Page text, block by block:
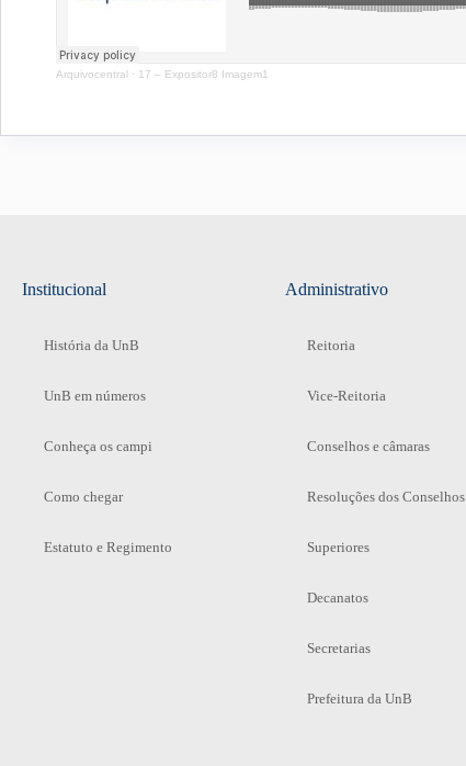
Arquivocentral · 17 – Expositor8 Imagem1
Institucional
História da UnB
UnB em números
Conheça os campi
Como chegar
Estatuto e Regimento
Administrativo
Reitoria
Vice-Reitoria
Conselhos e câmaras
Resoluções dos Conselhos
Superiores
Decanatos
Secretarias
Prefeitura da UnB